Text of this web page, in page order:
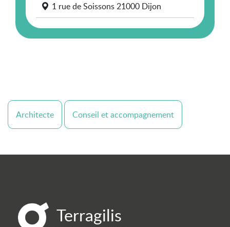
1 rue de Soissons 21000 Dijon
Architecte Conseil et accompagnement
Terragilis